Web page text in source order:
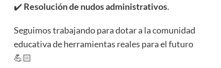
✔️ Resolución de nudos administrativos.
Seguimos trabajando para dotar a la comunidad
educativa de herramientas reales para el futuro
💪🏻